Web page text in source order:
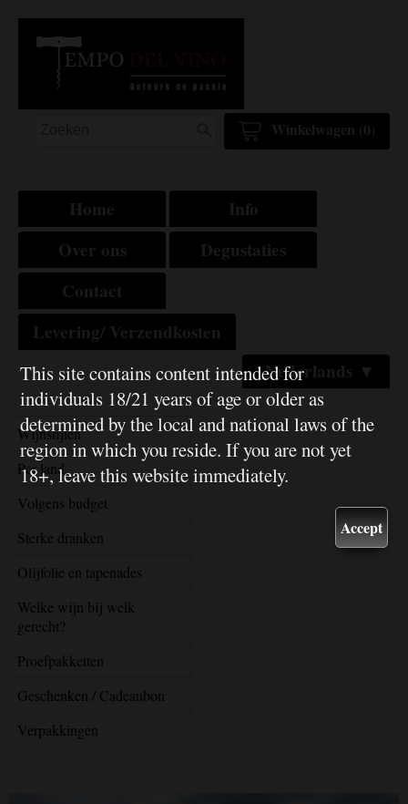
Winkelwagen (0)
Home
Info
Over ons
Degustaties
Contact
Levering/ Verzendkosten
Nederlands ▼
Wijnstijlen
Per land
Volgens budget
Sterke dranken
Olijfolie en tapenades
Welke wijn bij welk
gerecht?
Proefpakketten
Geschenken / Cadeaubon
Verpakkingen
This site contains content intended for
individuals 18/21 years of age or older as
determined by the local and national laws of the
region in which you reside. If you are not yet
18+, leave this website immediately.
Accept